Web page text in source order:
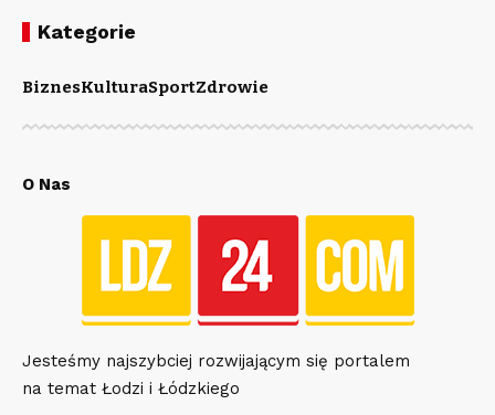
Kategorie
BiznesKulturaSportZdrowie
O Nas
Jesteśmy najszybciej rozwijającym się portalem
na temat Łodzi i Łódzkiego